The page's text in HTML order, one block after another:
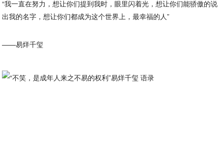
“我一直在努力，想让你们提到我时，眼里闪着光，想让你们能骄傲的说
出我的名字，想让你们都成为这个世界上，最幸福的人”
——易烊千玺